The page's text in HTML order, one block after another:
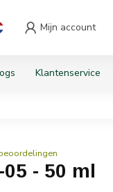
Mijn account
Klantenservice
- 50 ml